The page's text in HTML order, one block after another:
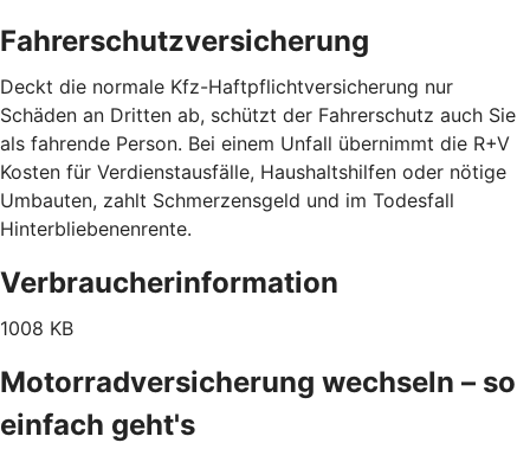
Fahrerschutzversicherung
Deckt die normale Kfz-Haftpflichtversicherung nur
Schäden an Dritten ab, schützt der Fahrerschutz auch Sie
als fahrende Person. Bei einem Unfall übernimmt die R+V
Kosten für Verdienstausfälle, Haushaltshilfen oder nötige
Umbauten, zahlt Schmerzensgeld und im Todesfall
Hinterbliebenenrente.
Verbraucherinformation
1008 KB
Motorradversicherung wechseln – so
einfach geht's